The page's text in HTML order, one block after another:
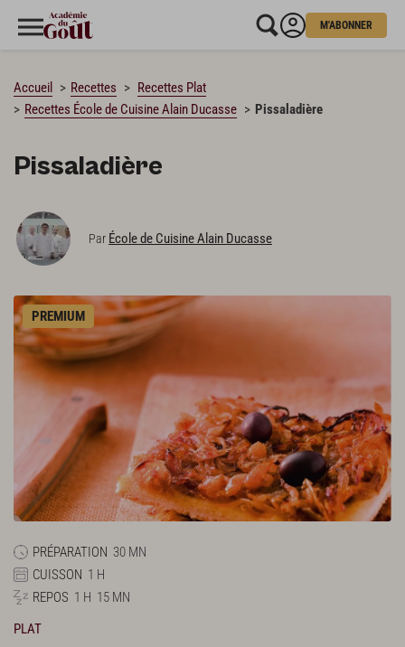
M'ABONNER
Accueil Recettes
Recettes Plat
Recettes École de Cuisine Alain Ducasse
Pissaladière
Pissaladière
Par École de Cuisine Alain Ducasse
PREMIUM
PRÉPARATION 30 MN
CUISSON 1 H
REPOS 1 H 15 MN
PLAT
CHARGEMENT…